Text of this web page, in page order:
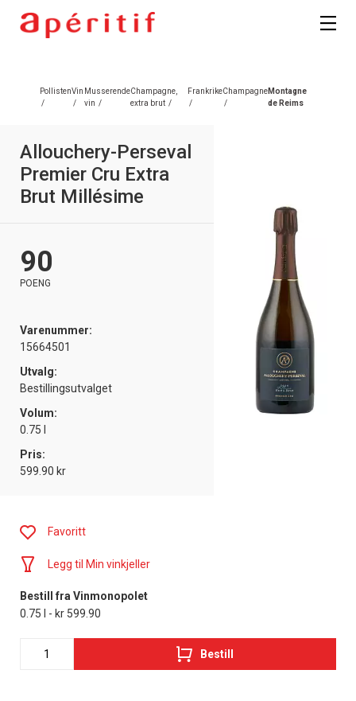
Pollisten
/
Vin
/
Musserende
vin /
Champagne,
extra brut /
Frankrike
/
Champagne
/
Montagne
de Reims
Allouchery-Perseval
Premier Cru Extra
Brut Millésime
90
POENG
Varenummer:
15664501
Utvalg:
Bestillingsutvalget
Volum:
0.75 l
Pris:
599.90 kr
Favoritt
Legg til Min vinkjeller
Bestill fra Vinmonopolet
0.75 l - kr 599.90
Bestill